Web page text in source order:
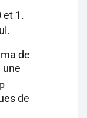
et 1.
de
une
p
de